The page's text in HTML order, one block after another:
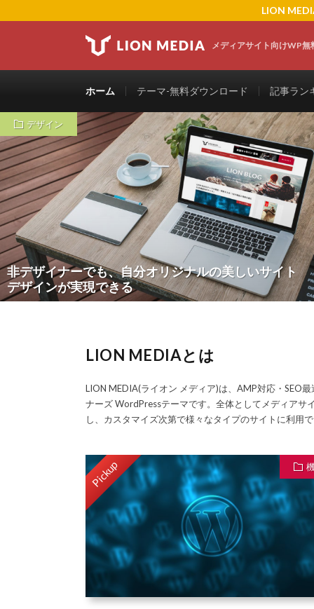
LION
メディアサイト向けWP無
ホーム テーマ-無料ダウンロード 記事ラン
デザイン
非デザイナーでも、自分オリジナルの美しいサイト
デザインが実現できる
LION MEDIAとは
LION MEDIA(ライオン メディア)は、AMP対応・SEO
ナーズ WordPressテーマです。全体としてメディアサ
し、カスタマイズ次第で様々なタイプのサイトに利用
Pickup